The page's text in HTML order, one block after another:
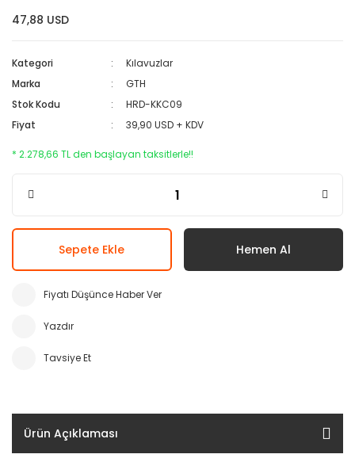
47,88 USD
Kategori
Kılavuzlar
Marka
GTH
Stok Kodu
HRD-KKC09
Fiyat
39,90 USD + KDV
* 2.278,66 TL den başlayan taksitlerle!!
Sepete Ekle Hemen Al
Fiyatı Düşünce Haber Ver
Yazdır
Tavsiye Et
Ürün Açıklaması